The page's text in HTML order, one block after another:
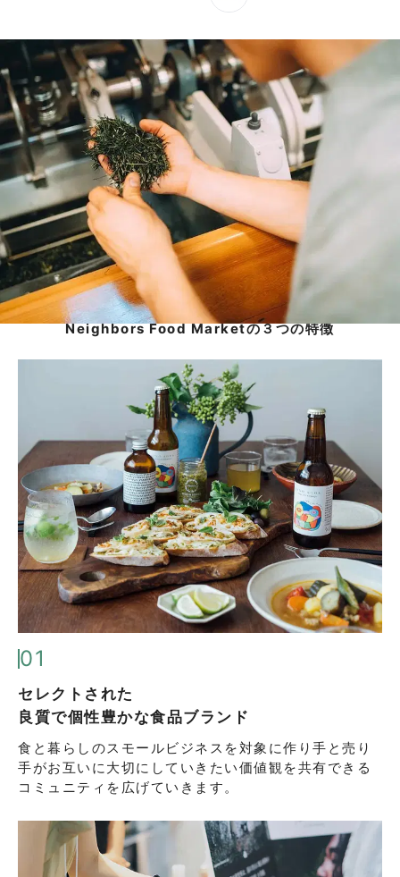
小売店・飲食店の皆さまへ
選りすぐりの食品ブランドの仕入に
今すぐ簡単にご利用いただけます。
バイヤー会員登録（無料）
Neighbors Food Marketの３つの特徴
01
セレクトされた
良質で個性豊かな食品ブランド
食と暮らしのスモールビジネスを対象に作り手と売り
手がお互いに大切にしていきたい価値観を共有できる
コミュニティを広げていきます。